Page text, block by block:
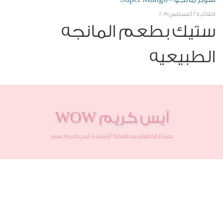
الثلاثاء,27 أغسطس 2019
ستيك بطعم المانجه
الطبيعيه
آيس كريم WOW
جميع الحقوق محفوظة @مصنع آيس كريم عمرو